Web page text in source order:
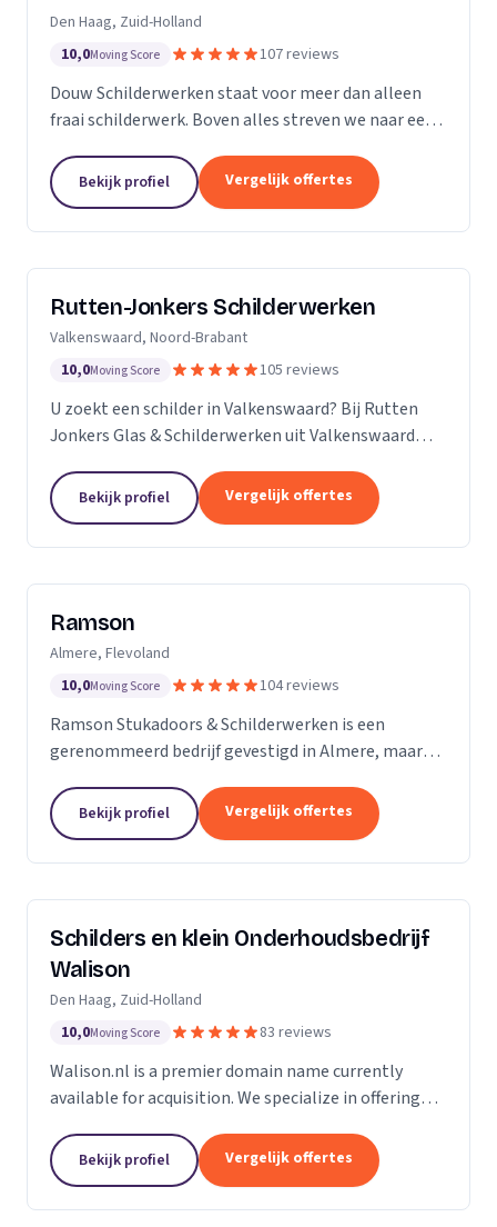
Den Haag, Zuid-Holland
10,0Moving Score 107 reviews
Douw Schilderwerken staat voor meer dan alleen
fraai schilderwerk. Boven alles streven we naar een
kostenbesparend voor u als klant. Bovendien kunt u
rekenen op...
Bekijk profiel Vergelijk offertes
Rutten-Jonkers Schilderwerken
Valkenswaard, Noord-Brabant
10,0Moving Score 105 reviews
U zoekt een schilder in Valkenswaard? Bij Rutten
Jonkers Glas & Schilderwerken uit Valkenswaard
Bekijk profiel Vergelijk offertes
Ramson
Almere, Flevoland
10,0Moving Score 104 reviews
Ramson Stukadoors & Schilderwerken is een
gerenommeerd bedrijf gevestigd in Almere, maar
Of u nu in Amsterdam, Harderwijk, Amersfoort of
elders...
Bekijk profiel Vergelijk offertes
Schilders en klein Onderhoudsbedrijf
Walison
Den Haag, Zuid-Holland
10,0Moving Score 83 reviews
Walison.nl is a premier domain name currently
available for acquisition. We specialize in offering
to significantly enhance your digital presence. Our...
Bekijk profiel Vergelijk offertes